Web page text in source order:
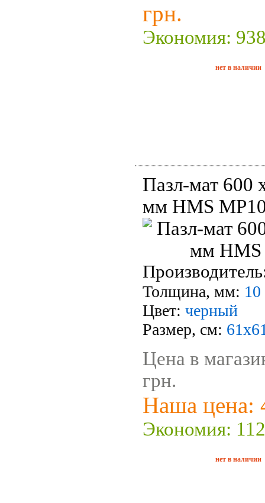
грн.
Экономия:
нет в наличии
Пазл-мат 600
мм HMS
Толщина, мм: 10
Цвет: черный
Размер, см:
Цена в
грн.
Наша цена:
Экономия:
нет в наличии